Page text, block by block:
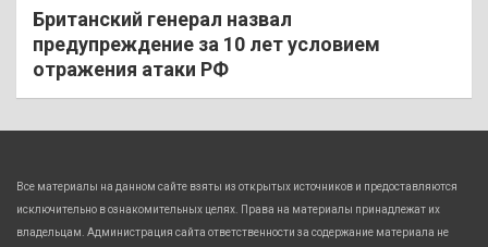
Британский генерал назвал
предупреждение за 10 лет условием
отражения атаки РФ
Все материалы на данном сайте взяты из открытых источников и предоставляются
исключительно в ознакомительных целях. Права на материалы принадлежат их
владельцам. Администрация сайта ответственности за содержание материала не